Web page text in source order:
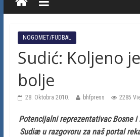
NOGOMET/FUDBAL
Sudić: Koljeno
bolje
28. Oktobra 2010. bhfpress 2285
Potencijalni reprezentativac Bosne i
Sudiæ u razgovoru za naš portal